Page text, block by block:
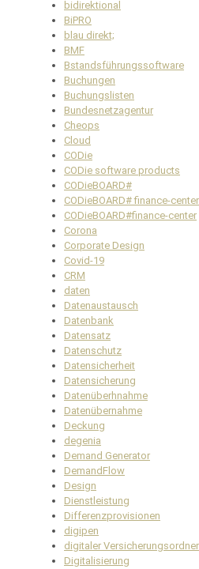
bidirektional
BiPRO
blau direkt;
BMF
Bstandsführungssoftware
Buchungen
Buchungslisten
Bundesnetzagentur
Cheops
Cloud
CODie
CODie software products
CODieBOARD#
CODieBOARD# finance-center
CODieBOARD#finance-center
Corona
Corporate Design
Covid-19
CRM
daten
Datenaustausch
Datenbank
Datensatz
Datenschutz
Datensicherheit
Datensicherung
Datenüberhnahme
Datenübernahme
Deckung
degenia
Demand Generator
DemandFlow
Design
Dienstleistung
Differenzprovisionen
digipen
digitaler Versicherungsordner
Digitalisierung